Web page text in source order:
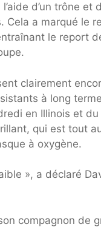
d’un trône et
Cela a marqué le
le report
clairement
à long
en Illinois et
qui est tout
à oxygène.
», a déclaré
compagnon de